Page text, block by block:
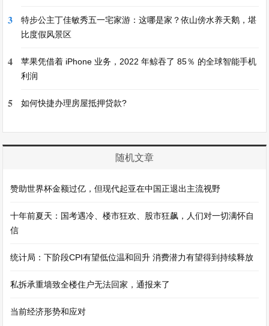
3
特步公主丁佳敏秀五一宅家游：这哪是家？依山傍水养天鹅，堪
比度假风景区
4
苹果凭借着 iPhone 业务，2022 年鲸吞了 85％ 的全球智能手机
利润
5 如何快捷办理房屋抵押贷款?
随机文章
赞助世界杯金额过亿，但现代起亚在中国正退出主流视野
十年前夏天：国考遇冷、楼市狂欢、股市狂飙，人们对一切满怀自
信
统计局：下阶段CPI有望低位温和回升 消费潜力有望得到持续释放
私拆承重墙致全楼住户无法回家，通报来了
当前经济形势和应对